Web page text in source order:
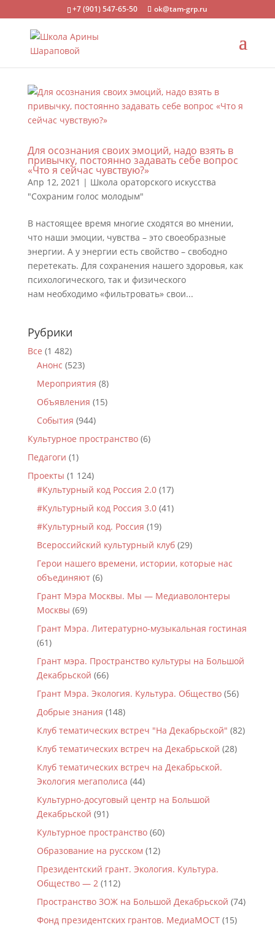
+7 (901) 547-65-50 ok@tam-grp.ru
Для осознания своих эмоций, надо взять в
привычку, постоянно задавать себе вопрос
«Что я сейчас чувствую?»
Апр 12, 2021 | Школа ораторского искусства
"Сохраним голос молодым"
В настоящее время многие сходятся во мнении,
что наши эмоции, чувства – это своеобразные
энергии. А у энергии есть свойство – свободно
перетекать. Для сохранения нашего здоровья, как
психологического, так и физического
нам необходимо «фильтровать» свои...
Рубрики
Все (1 482)
Анонс (523)
Мероприятия (8)
Объявления (15)
События (944)
Культурное пространство(6)
Педагоги (1)
Проекты (1 124)
#Культурный код Россия 2.0(17)
#Культурный код Россия 3.0(41)
#Культурный код. Россия (19)
Всероссийский культурный клуб(29)
Герои нашего времени, истории, которые нас
объединяют(6)
Грант Мэра Москвы. Мы — Медиаволонтеры
Москвы (69)
Грант Мэра. Литературно-музыкальная гостиная
(61)
Грант мэра. Пространство культуры на Большой
Декабрьской (66)
Грант Мэра. Экология. Культура. Общество(56)
Добрые знания (148)
Клуб тематических встреч "На Декабрьской" (82)
Клуб тематических встреч на Декабрьской (28)
Клуб тематических встреч на Декабрьской.
Экология мегаполиса (44)
Культурно-досуговый центр на Большой
Декабрьской (91)
Культурное пространство(60)
Образование на русском (12)
Президентский грант. Экология. Культура.
Общество — 2(112)
Пространство ЗОЖ на Большой Декабрьской (74)
Фонд президентских грантов. МедиаМОСТ(15)